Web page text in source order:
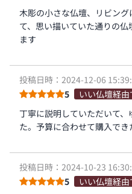
木彫の小さな仏壇、リビン
て、思い描いていた通りの
ます
投稿日時：2024-12-06
5
いい仏壇経由
丁寧に説明していただいて
た。予算に合わせて購入でき
投稿日時：2024-10-23
5
いい仏壇経由